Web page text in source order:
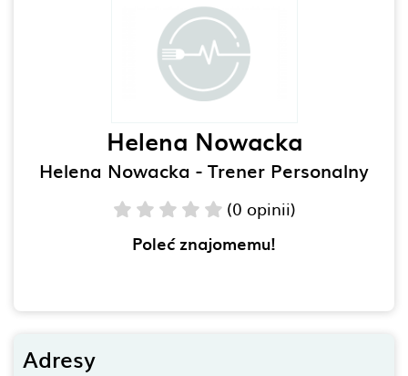
Helena Nowacka
Helena Nowacka - Trener Personalny
(0 opinii)
Poleć znajomemu!
Adresy